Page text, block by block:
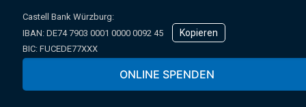
Castell Bank Würzburg:
IBAN: ­DE74 7903 0001 0000 0092 45
Kopieren
BIC: FUCEDE77XXX
Oder online über unser Spendenformular:
ONLINE SPENDEN